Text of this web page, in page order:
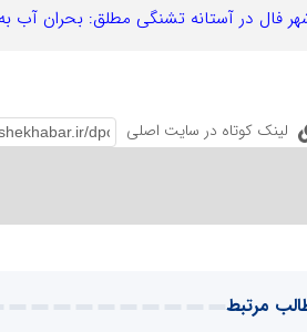
فال در آستانه تشنگی مطلق: بحران آب
لینک کوتاه در سایت اصلی
مرتبط